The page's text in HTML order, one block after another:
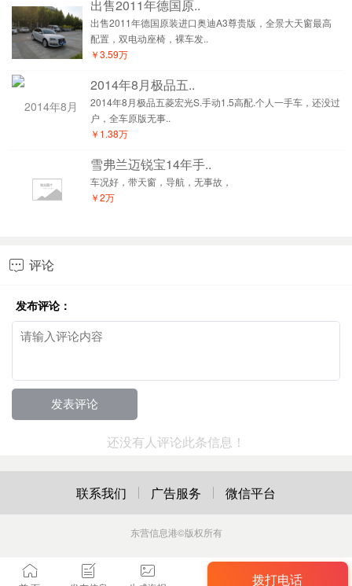
出售2011年德国原..
出售2011年德国原装进口奥迪A3尊贵版，全景大天窗最高
配置，双电动座椅，裸车发..
￥3.59万
2014年8月极品五..
2014年8月极品五菱宏光S.手动1.5高配.个人一手车，还没过
户，全车原版无事..
￥1.38万
雪弗兰迈锐宝14年手..
车况好，带天窗，导航，无事故，
￥2万
 评论
发布评论：
还没有人评论此条信息！
拨打电话
联系我们 广告服务 微信平台
东营信息港©版权所有